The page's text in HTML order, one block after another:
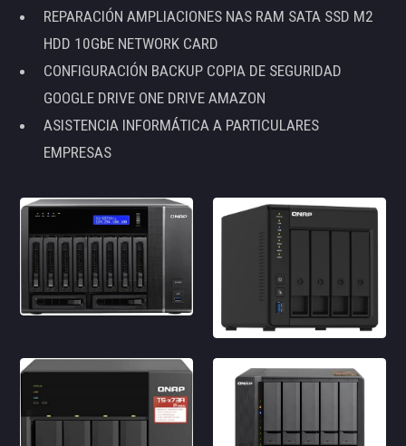
REPARACIÓN AMPLIACIONES NAS RAM SATA SSD M2
HDD 10GbE NETWORK CARD
CONFIGURACIÓN BACKUP COPIA DE SEGURIDAD
GOOGLE DRIVE ONE DRIVE AMAZON
ASISTENCIA INFORMÁTICA A PARTICULARES
EMPRESAS